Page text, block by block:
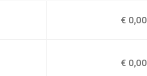
€ 0,00
€ 0,00